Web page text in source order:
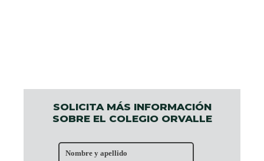
SOLICITA MÁS INFORMACIÓN
SOBRE EL COLEGIO ORVALLE